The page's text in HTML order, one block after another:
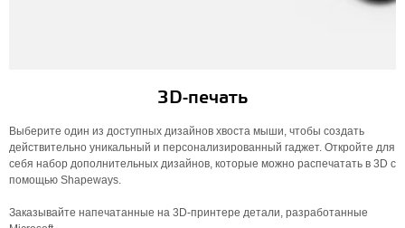
3D-печать
Выберите один из доступных дизайнов хвоста мыши, чтобы создать
действительно уникальный и персонализированный гаджет. Откройте для
себя набор дополнительных дизайнов, которые можно распечатать в 3D с
помощью Shapeways.
Заказывайте напечатанные на 3D-принтере детали, разработанные